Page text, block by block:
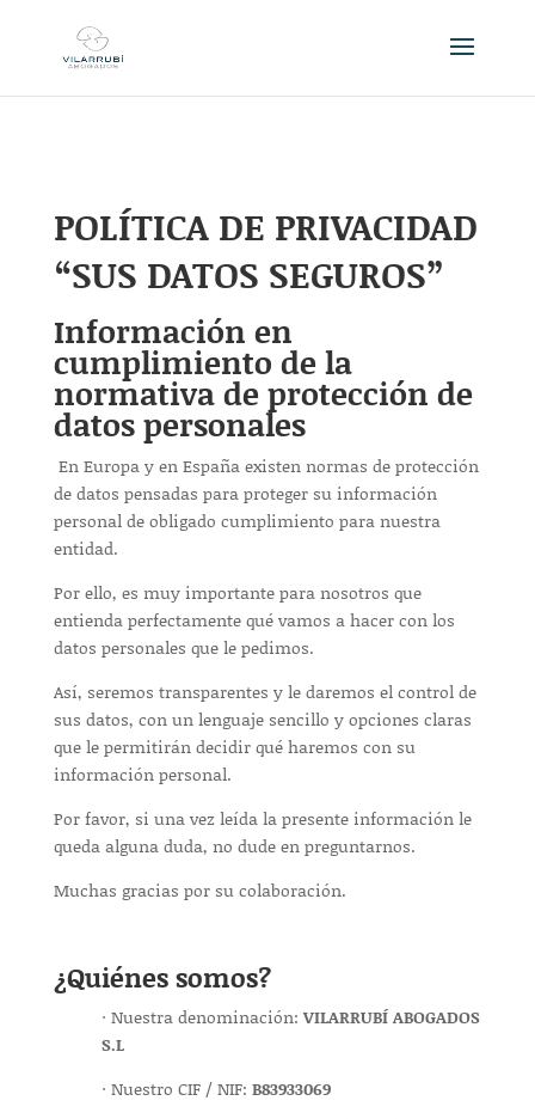
POLÍTICA DE PRIVACIDAD
“SUS DATOS SEGUROS”
Información en
cumplimiento de la
normativa de protección de
datos personales
En Europa y en España existen normas de protección
de datos pensadas para proteger su información
personal de obligado cumplimiento para nuestra
entidad.
Por ello, es muy importante para nosotros que
entienda perfectamente qué vamos a hacer con los
datos personales que le pedimos.
Así, seremos transparentes y le daremos el control de
sus datos, con un lenguaje sencillo y opciones claras
que le permitirán decidir qué haremos con su
información personal.
Por favor, si una vez leída la presente información le
queda alguna duda, no dude en preguntarnos.
Muchas gracias por su colaboración.
¿Quiénes somos?
· Nuestra denominación: VILARRUBÍ ABOGADOS
S.L
· Nuestro CIF / NIF: B83933069